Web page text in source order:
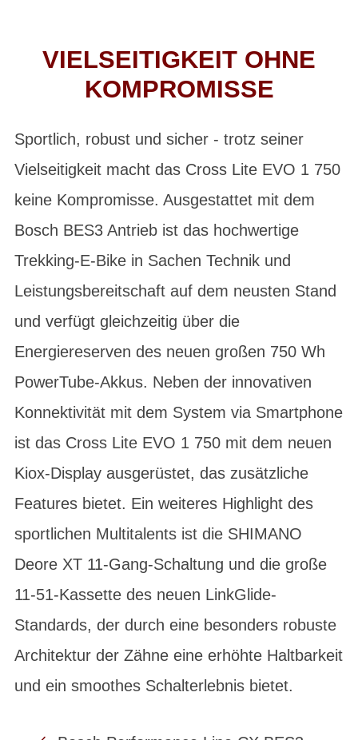
VIELSEITIGKEIT OHNE
KOMPROMISSE
Sportlich, robust und sicher - trotz seiner
Vielseitigkeit macht das Cross Lite EVO 1 750
keine Kompromisse. Ausgestattet mit dem
Bosch BES3 Antrieb ist das hochwertige
Trekking-E-Bike in Sachen Technik und
Leistungsbereitschaft auf dem neusten Stand
und verfügt gleichzeitig über die
Energiereserven des neuen großen 750 Wh
PowerTube-Akkus. Neben der innovativen
Konnektivität mit dem System via Smartphone
ist das Cross Lite EVO 1 750 mit dem neuen
Kiox-Display ausgerüstet, das zusätzliche
Features bietet. Ein weiteres Highlight des
sportlichen Multitalents ist die SHIMANO
Deore XT 11-Gang-Schaltung und die große
11-51-Kassette des neuen LinkGlide-
Standards, der durch eine besonders robuste
Architektur der Zähne eine erhöhte Haltbarkeit
und ein smoothes Schalterlebnis bietet.